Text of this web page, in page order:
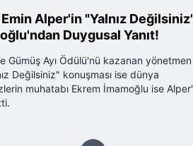
Alper'in "Yalnız
Duygusal Yanıt!
Gümüş Ayı Ödülü'nü kazanan yönetmen
Değilsiniz" konuşması ise dünya
muhatabı Ekrem İmamoğlu ise